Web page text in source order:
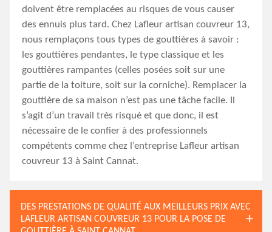
doivent être remplacées au risques de vous causer
des ennuis plus tard. Chez Lafleur artisan couvreur 13,
nous remplaçons tous types de gouttières à savoir :
les gouttières pendantes, le type classique et les
gouttières rampantes (celles posées soit sur une
partie de la toiture, soit sur la corniche). Remplacer la
gouttière de sa maison n’est pas une tâche facile. Il
s’agit d’un travail très risqué et que donc, il est
nécessaire de le confier à des professionnels
compétents comme chez l’entreprise Lafleur artisan
couvreur 13 à Saint Cannat.
DES PRESTATIONS DE QUALITÉ AUX MEILLEURS PRIX AVEC
LAFLEUR ARTISAN COUVREUR 13 POUR LA POSE DE